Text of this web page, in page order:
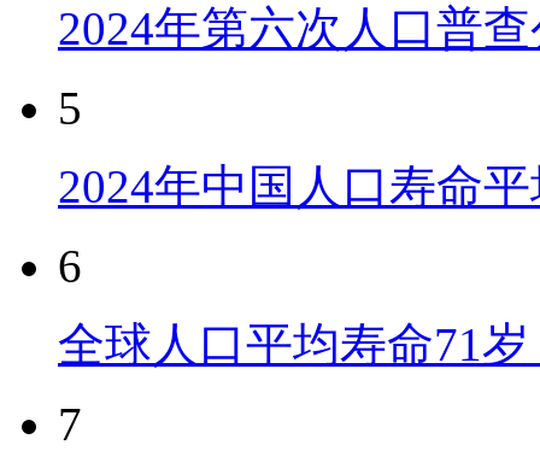
2024年第六次人口普
5
2024年中国人口寿命
6
全球人口平均寿命71
7